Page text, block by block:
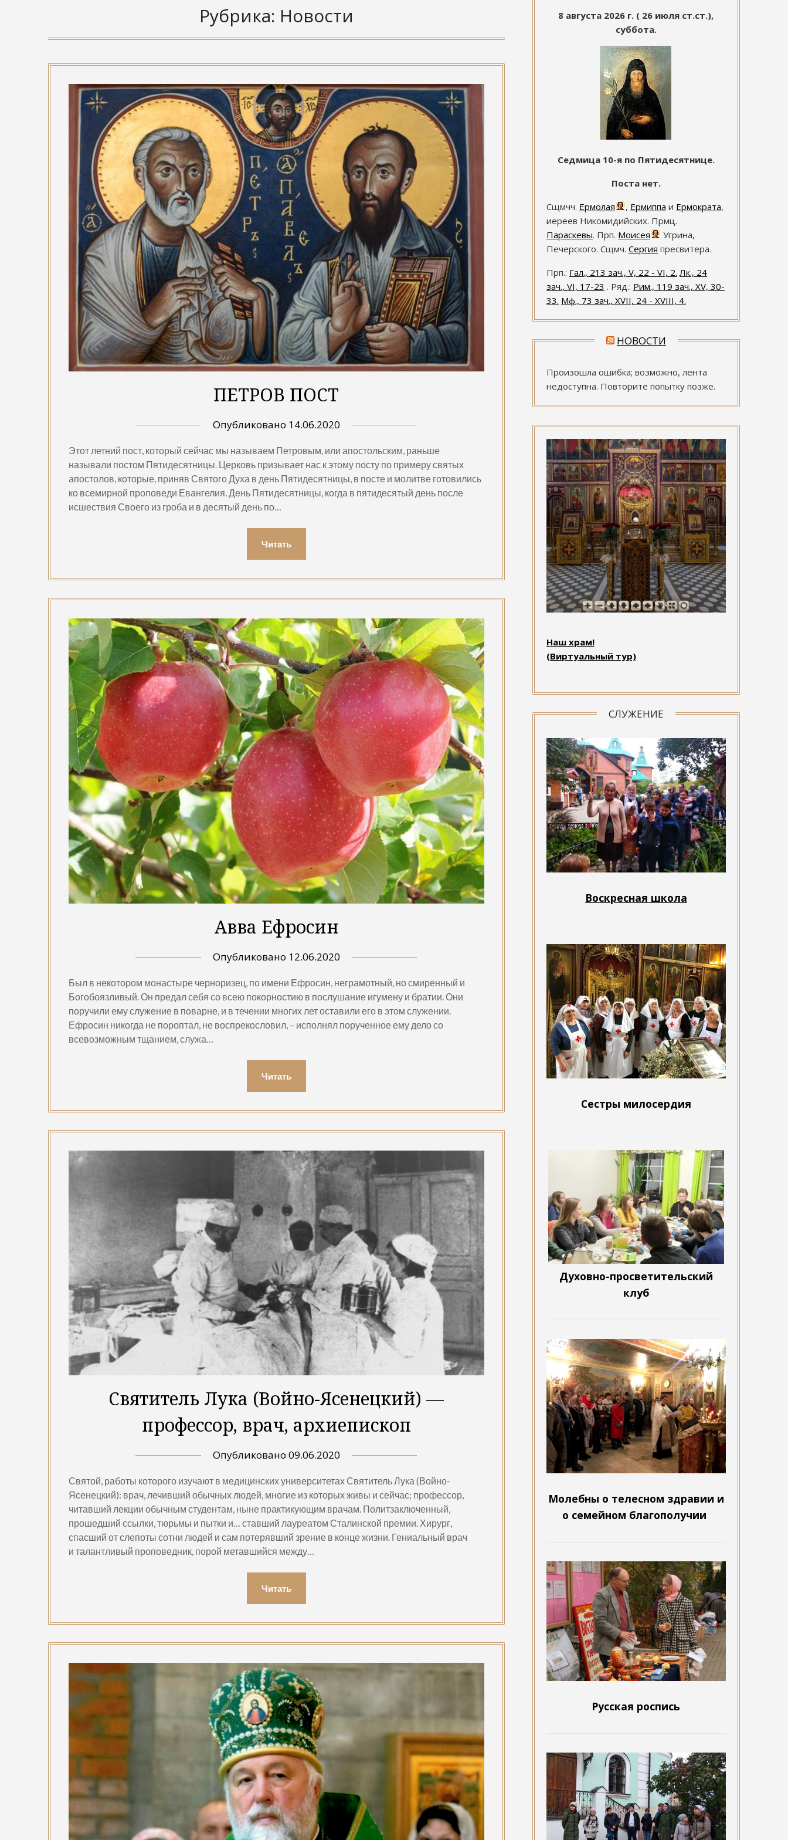
Рубрика: Новости
ПЕТРОВ ПОСТ
Опубликовано 14.06.2020
Этот летний пост, который сейчас мы называем Петровым, или апостольским, раньше
называли постом Пятидесятницы. Церковь призывает нас к этому посту по примеру святых
апостолов, которые, приняв Святого Духа в день Пятидесятницы, в посте и молитве готовились
ко всемирной проповеди Евангелия. День Пятидесятницы, когда в пятидесятый день после
исшествия Своего из гроба и в десятый день по…
Читать
Авва Ефросин
Опубликовано 12.06.2020
Был в некотором монастыре черноризец, по имени Ефросин, неграмотный, но смиренный и
Богобоязливый. Он предал себя со всею покорностию в послушание игумену и братии. Они
поручили ему служение в поварне, и в течении многих лет оставили его в этом служении.
Ефросин никогда не пороптал, не воспрекословил, – исполнял порученное ему дело со
всевозможным тщанием, служа…
Читать
Святитель Лука (Войно-Ясенецкий) —
профессор, врач, архиепископ
Опубликовано 09.06.2020
Святой, работы которого изучают в медицинских университетах Святитель Лука (Войно-
Ясенецкий): врач, лечивший обычных людей, многие из которых живы и сейчас; профессор,
читавший лекции обычным студентам, ныне практикующим врачам. Политзаключенный,
прошедший ссылки, тюрьмы и пытки и… ставший лауреатом Сталинской премии. Хирург,
спасший от слепоты сотни людей и сам потерявший зрение в конце жизни. Гениальный врач
и талантливый проповедник, порой метавшийся между…
Читать
8 августа 2026 г. ( 26 июля ст.ст.),
суббота.
Седмица 10-я по Пятидесятнице.
Поста нет.
Сщмчч. Ермолая , Ермиппа и Ермократа,
иереев Никомидийских. Прмц.
Параскевы. Прп. Моисея
Угрина,
Печерского. Сщмч. Сергия пресвитера.
Прп.: Гал., 213 зач., V, 22 - VI, 2. Лк., 24
зач., VI, 17-23 . Ряд.: Рим., 119 зач., XV, 30-
33. Мф., 73 зач., XVII, 24 - XVIII, 4.
НОВОСТИ
Произошла ошибка; возможно, лента
недоступна. Повторите попытку позже.
Наш храм!
(Виртуальный тур)
СЛУЖЕНИЕ
Воскресная школа
Сестры милосердия
Духовно-просветительский
клуб
Молебны о телесном здравии и
о семейном благополучии
Русская роспись